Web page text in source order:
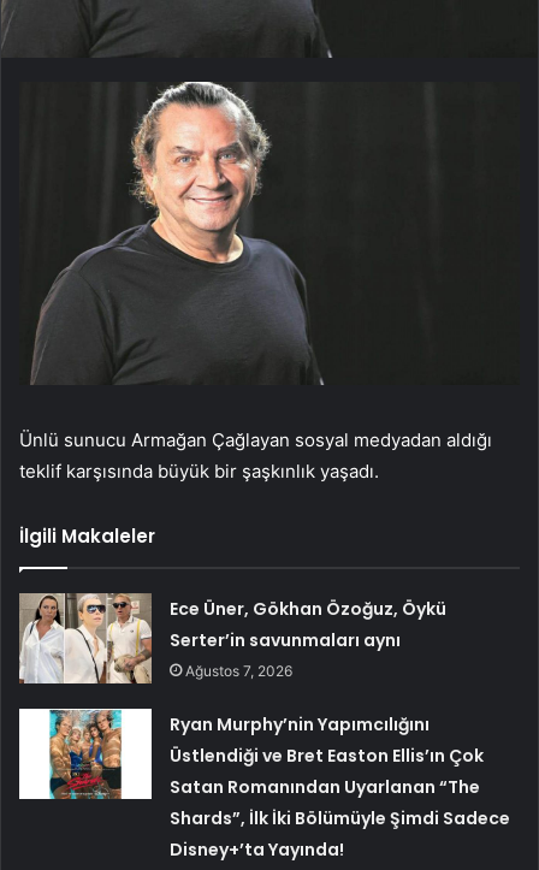
Ünlü sunucu Armağan Çağlayan sosyal medyadan aldığı
teklif karşısında büyük bir şaşkınlık yaşadı.
İlgili Makaleler
Ece Üner, Gökhan Özoğuz, Öykü
Serter’in savunmaları aynı
Ağustos 7, 2026
Ryan Murphy’nin Yapımcılığını
Üstlendiği ve Bret Easton Ellis’ın Çok
Satan Romanından Uyarlanan “The
Shards”, İlk İki Bölümüyle Şimdi Sadece
Disney+’ta Yayında!